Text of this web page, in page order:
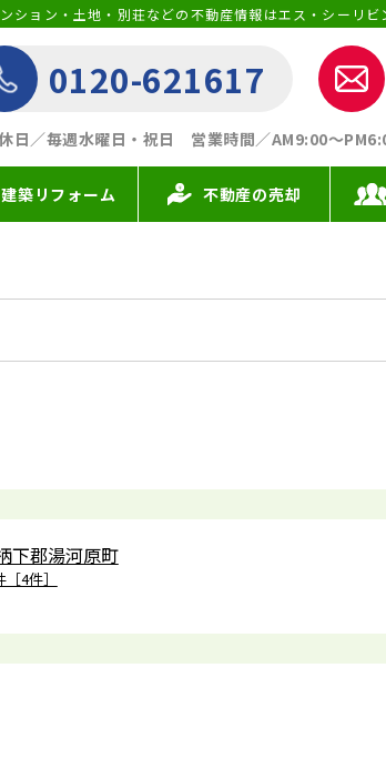
ション・土地・別荘などの不動産情報はエス・シーリ
0120-621617
日／毎週水曜日・祝日 営業時間／AM9:00〜
建築リフォーム 不動産の売却
下郡湯河原町
4件］